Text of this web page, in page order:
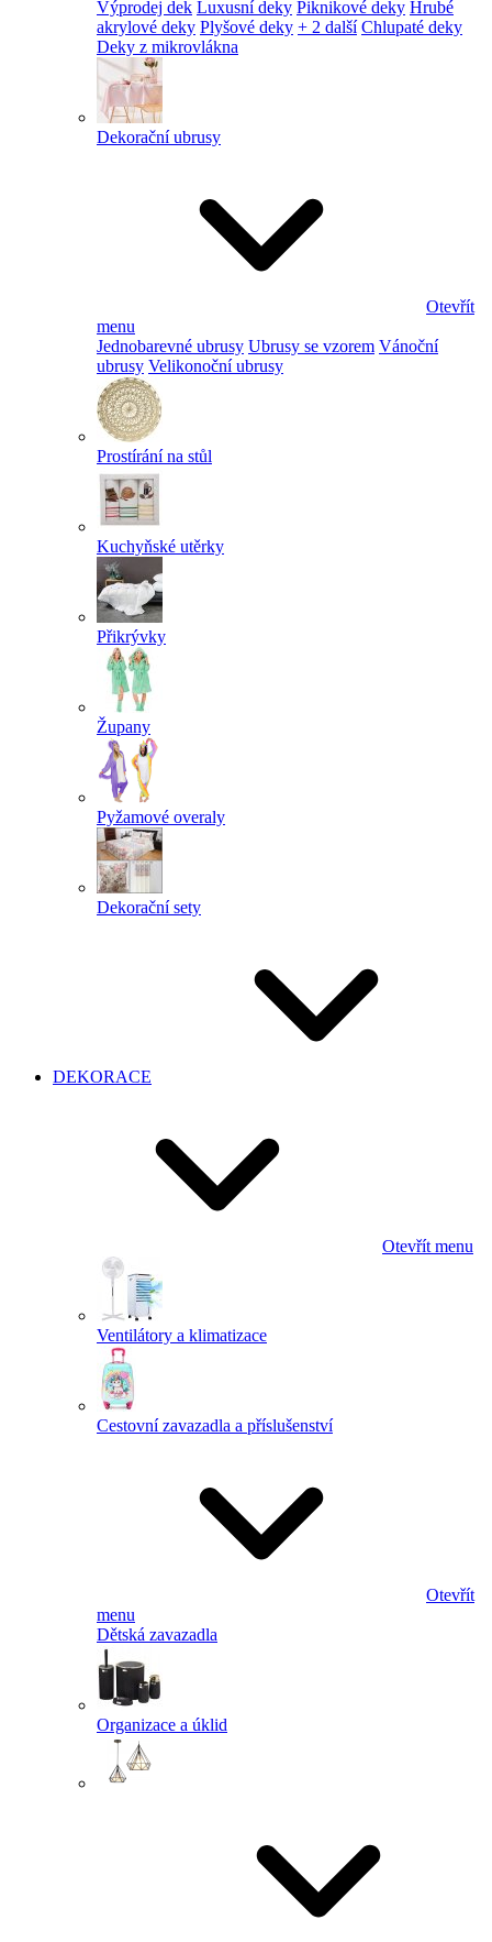
Výprodej dek Luxusní deky Piknikové deky Hrubé
akrylové deky Plyšové deky + 2 další Chlupaté deky
Deky z mikrovlákna
Dekorační ubrusy
Otevřít
menu
Jednobarevné ubrusy Ubrusy se vzorem Vánoční
ubrusy Velikonoční ubrusy
Prostírání na stůl
Kuchyňské utěrky
Přikrývky
Župany
Pyžamové overaly
Dekorační sety
DEKORACE
Otevřít menu
Ventilátory a klimatizace
Cestovní zavazadla a příslušenství
Otevřít
menu
Dětská zavazadla
Organizace a úklid